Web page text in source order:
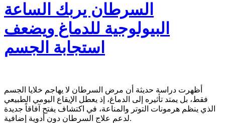
السرطان يربك الساعة
البيولوجية للدماغ ويضعف
استجابة الجسم
أظهرت دراسة حديثة أن مرض السرطان لا يهاجم خلايا الجسم
فقط، بل يمتد تأثيره إلى الدماغ، إذ يعطل الإيقاع اليومي الطبيعي
الذي ينظم هرمونات التوتر والمناعة، في اكتشاف يفتح آفاقاً جديدة
لدعم علاج السرطان دون أدوية إضافية.